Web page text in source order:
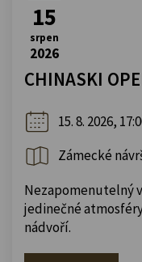
15
srpen
2026
CHINASKI
15. 8. 2026,
Zámecké
Nezapomenutelný
jedinečné
nádvoří.